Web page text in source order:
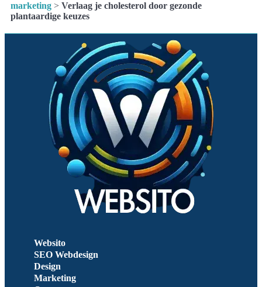
marketing > Verlaag je cholesterol door gezonde
plantaardige keuzes
Websito
SEO Webdesign
Design
Marketing